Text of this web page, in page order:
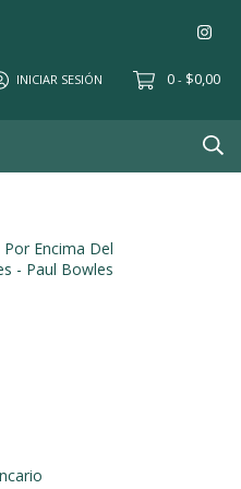
INICIAR SESIÓN 0 - $0,00
Por Encima Del
- Paul Bowles